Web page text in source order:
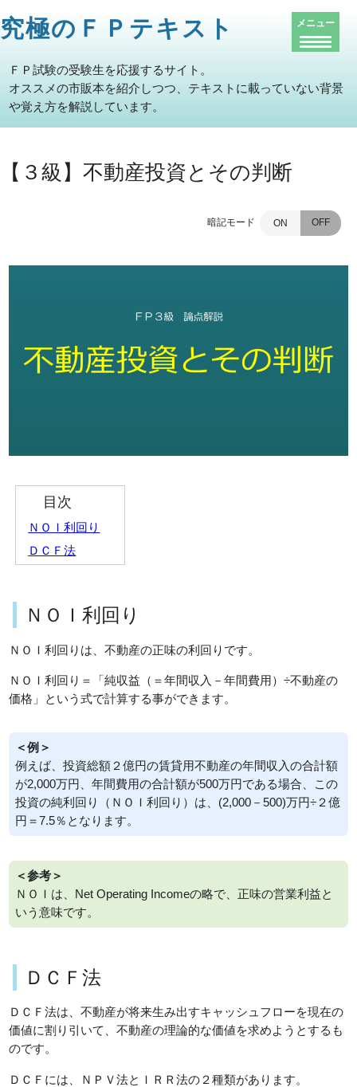
究極のＦＰテキスト
ＦＰ試験の受験生を応援するサイト。
オススメの市販本を紹介しつつ、テキストに載っていない背景
や覚え方を解説しています。
【３級】不動産投資とその判断
暗記モード ON OFF
目次
ＮＯＩ利回り
ＤＣＦ法
ＮＯＩ利回り
ＮＯＩ利回りは、不動産の正味の利回りです。
ＮＯＩ利回り＝「純収益（＝年間収入－年間費用）÷不動産の
価格」という式で計算する事ができます。
＜例＞
例えば、投資総額２億円の賃貸用不動産の年間収入の合計額
が2,000万円、年間費用の合計額が500万円である場合、この
投資の純利回り（ＮＯＩ利回り）は、(2,000－500)万円÷２億
円＝7.5％となります。
＜参考＞
ＮＯＩは、Net Operating Incomeの略で、正味の営業利益と
いう意味です。
ＤＣＦ法
ＤＣＦ法は、不動産が将来生み出すキャッシュフローを現在の
価値に割り引いて、不動産の理論的な価値を求めようとするも
のです。
ＤＣＦには、ＮＰＶ法とＩＲＲ法の２種類があります。
メニュー